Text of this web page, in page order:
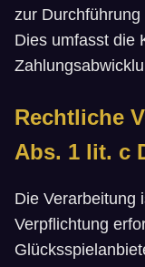
zur
Dies umfasst die
Rechtliche
Abs. 1 lit. c
Die Verarbeitung
Verpflichtung